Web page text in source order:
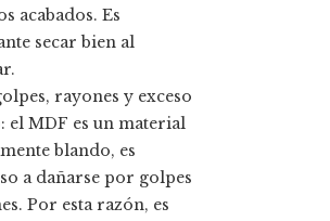
acabados. Es
secar bien al
rayones y exceso
el MDF es un material
blando, es
a dañarse por golpes
Por esta razón, es